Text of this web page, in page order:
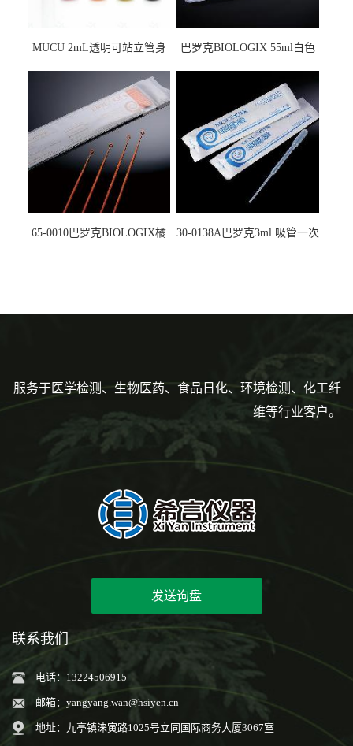
MUCU 2mL透明可站立管身
巴罗克BIOLOGIX 55ml白色
马射线灭菌25-0051
65-0010巴罗克BIOLOGIX橘
30-0138A巴罗克3ml 吸管一次
服务于医学检测、生物医药、食品日化、环境检测、化工纤
维等行业客户。
发送询盘
联系我们
电话：13224506915
邮箱： yangyang.wan@hsiyen.cn
地址：九亭镇涞寅路1025号立同国际商务大厦3067室